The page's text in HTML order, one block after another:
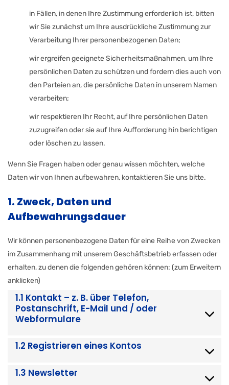
in Fällen, in denen Ihre Zustimmung erforderlich ist, bitten
wir Sie zunächst um Ihre ausdrückliche Zustimmung zur
Verarbeitung Ihrer personenbezogenen Daten;
wir ergreifen geeignete Sicherheitsmaßnahmen, um Ihre
persönlichen Daten zu schützen und fordern dies auch von
den Parteien an, die persönliche Daten in unserem Namen
verarbeiten;
wir respektieren Ihr Recht, auf Ihre persönlichen Daten
zuzugreifen oder sie auf Ihre Aufforderung hin berichtigen
oder löschen zu lassen.
Wenn Sie Fragen haben oder genau wissen möchten, welche
Daten wir von Ihnen aufbewahren, kontaktieren Sie uns bitte.
1. Zweck, Daten und
Aufbewahrungsdauer
Wir können personenbezogene Daten für eine Reihe von Zwecken
im Zusammenhang mit unserem Geschäftsbetrieb erfassen oder
erhalten, zu denen die folgenden gehören können: (zum Erweitern
anklicken)
1.1 Kontakt – z. B. über Telefon,
Postanschrift, E-Mail und / oder
Webformulare
1.2 Registrieren eines Kontos
1.3 Newsletter